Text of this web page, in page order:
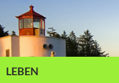
Inhalt
springen
LEBEN